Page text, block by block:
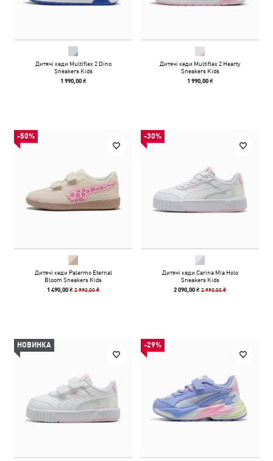
Дитячі кеди Multiflex 2 Dino
Sneakers Kids
1 990,00 ₴
Дитячі кеди Multiflex 2 Hearty
Sneakers Kids
1 990,00 ₴
-50%
Дитячі кеди Palermo Eternal
Bloom Sneakers Kids
1 490,00 ₴2 990,00 ₴
-30%
Дитячі кеди Carina Mia Holo
Sneakers Kids
2 090,00 ₴2 990,00 ₴
НОВИНКА -29%